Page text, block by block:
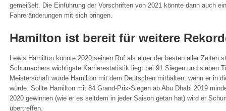
gemeißelt. Die Einführung der Vorschriften von 2021 könnte dann auch
Fahreränderungen mit sich bringen.
Hamilton ist bereit für weitere
Lewis Hamilton könnte 2020 seinen Ruf als einer der besten aller Zeiten
Schumachers wichtigste Karrierestatistik liegt bei 91 Siegen und sieben
Meisterschaft würde Hamilton mit dem Deutschen mithalten, wenn er in
würde. Sollte Hamilton mit 84 Grand-Prix-Siegen ab Abu Dhabi 2019
2020 gewinnen (wie er es seitdem in jeder Saison getan hat) wird er
übertreffen.